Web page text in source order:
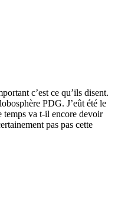
c’est ce qu’ils disent.
PDG. J’eût été le
temps va t-il encore devoir
pas pas cette